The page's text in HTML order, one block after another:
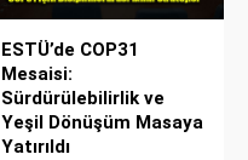
ESTÜ’de COP31
Mesaisi:
Sürdürülebilirlik ve
Yeşil Dönüşüm Masaya
Yatırıldı